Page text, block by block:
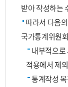
받아 작성하는
따라서 다음
국가통계위원
내부적으로
적용에서 제
통계작성